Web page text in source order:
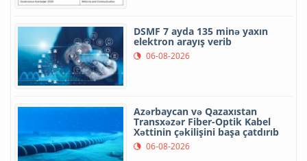
DSMF 7 ayda 135 minə yaxın
elektron arayış verib
06-08-2026
Azərbaycan və Qazaxıstan
Transxəzər Fiber-Optik Kabel
Xəttinin çəkilişini başa çatdırıb
06-08-2026